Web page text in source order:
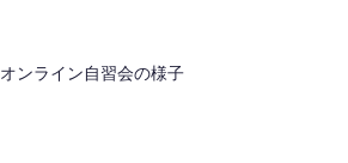
オンライン自習会の様子